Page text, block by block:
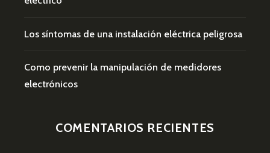
Los síntomas de una instalación eléctrica peligrosa
Como prevenir la manipulación de medidores
electrónicos
COMENTARIOS RECIENTES